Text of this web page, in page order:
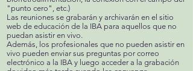
"punto cero", etc.)
Las reuniones se grabarán y archivarán en el sitio
web de educación de la IBA para aquellos que no
puedan asistir en vivo.
Además, los profesionales que no pueden asistir en
vivo pueden enviar sus preguntas por correo
electrónico a la IBA y luego acceder a la grabación